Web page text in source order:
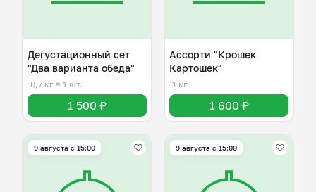
Дегустационный сет
"Два варианта обеда"
0,7 кг ≈ 1 шт.
1 500 ₽
Ассорти "Крошек
Картошек"
1 кг
1 600 ₽
9 августа с 15:00 9 августа с 15:00